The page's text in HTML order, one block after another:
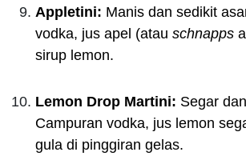
Appletini: Manis dan sedikit
vodka, jus apel (atau schnapps
sirup lemon.
Lemon Drop Martini: Segar
Campuran vodka, jus lemon
gula di pinggiran gelas.